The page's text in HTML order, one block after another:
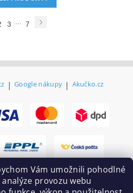
3 ... 7
| Google nákupy | Akučko.cz
Vám umožnili pohodlné
provozu webu